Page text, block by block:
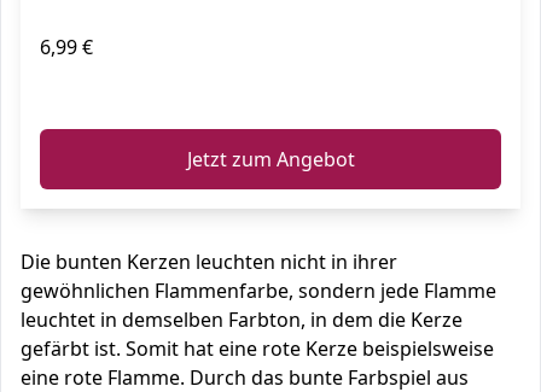
6,99 €
Jetzt zum Angebot
Die bunten Kerzen leuchten nicht in ihrer
gewöhnlichen Flammenfarbe, sondern jede Flamme
leuchtet in demselben Farbton, in dem die Kerze
gefärbt ist. Somit hat eine rote Kerze beispielsweise
eine rote Flamme. Durch das bunte Farbspiel aus